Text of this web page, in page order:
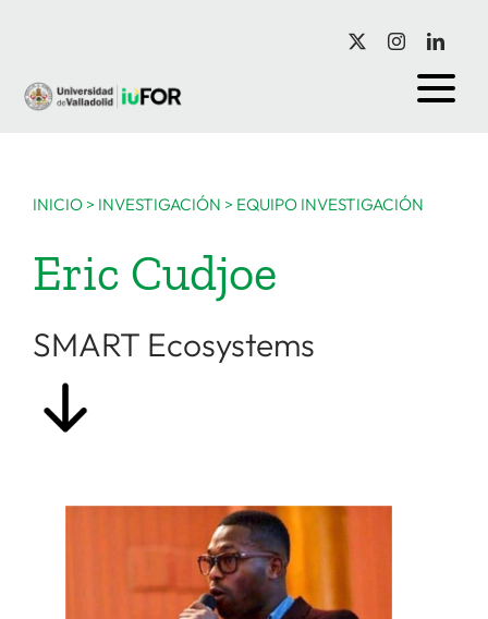
contenido
INICIO> INVESTIGACIÓN > EQUIPO INVESTIGACIÓN
Eric Cudjoe
SMART Ecosystems